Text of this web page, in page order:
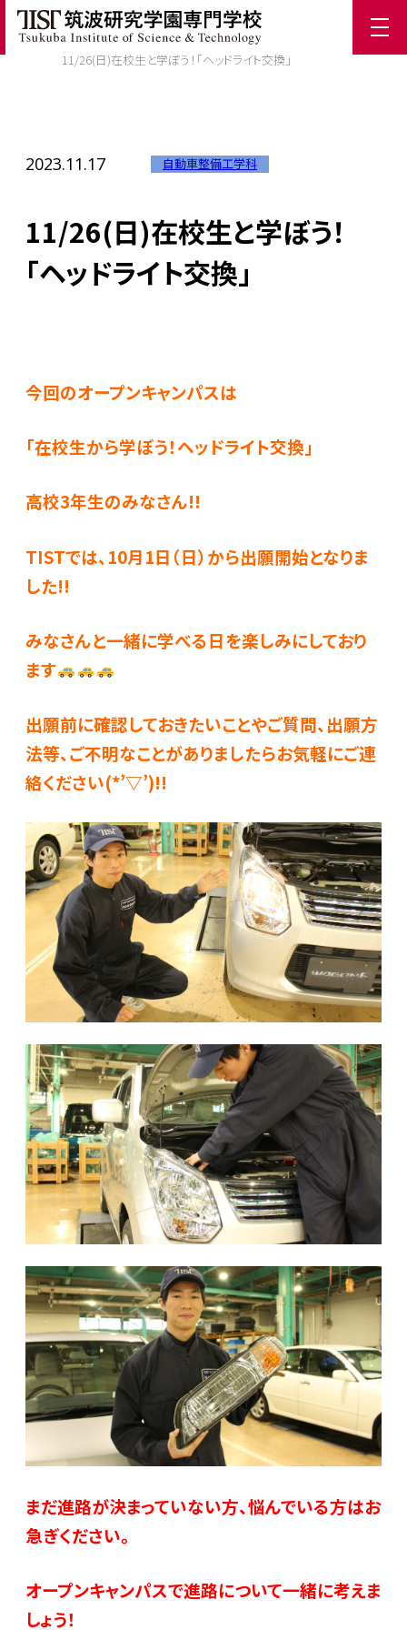
ホーム / TIST News /
11/26(日)在校生と学ぼう！「ヘッドライト交換」
2023.11.17 自動車整備工学科
11/26(日)在校生と学ぼう！
「ヘッドライト交換」
今回のオープンキャンパスは
「在校生から学ぼう！ヘッドライト交換」
高校3年生のみなさん!!
TISTでは、10月1日（日）から出願開始となりま
した!!
みなさんと一緒に学べる日を楽しみにしており
ます
出願前に確認しておきたいことやご質問、出願方
法等、ご不明なことがありましたらお気軽にご連
絡ください(*’▽’)!!
まだ進路が決まっていない方、悩んでいる方はお
急ぎください。
オープンキャンパスで進路について一緒に考えま
しょう！